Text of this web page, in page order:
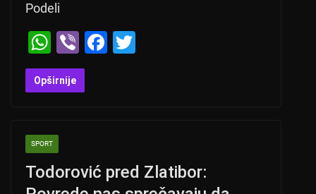
Podeli
W
h
at
A
p
p
Vi
b
er
F
o
Opširnije
SPORT
Todorović pred Zlatibor: